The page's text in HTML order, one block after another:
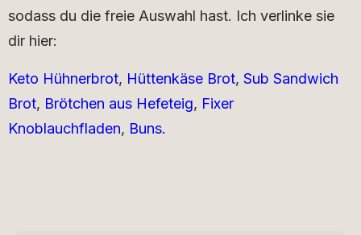
sodass du die freie Auswahl hast. Ich verlinke sie
dir hier:
Keto Hühnerbrot, Hüttenkäse Brot, Sub Sandwich
Brot, Brötchen aus Hefeteig, Fixer
Knoblauchfladen, Buns.